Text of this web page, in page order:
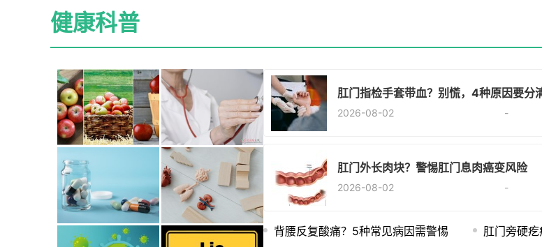
健康科普
肛门指检手套带血？别慌，4种原因要分
2026-08-02 -
肛门外长肉块？警惕肛门息肉癌变风险
2026-08-02 -
背腰反复酸痛？5种常见病因需警惕
肛门旁硬